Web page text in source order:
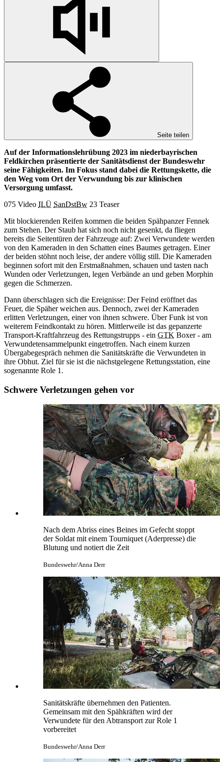
Seite teilen
Auf der Informationslehrübung 2023 im niederbayrischen
Feldkirchen präsentierte der Sanitätsdienst der Bundeswehr
seine Fähigkeiten. Im Fokus stand dabei die Rettungskette, die
den Weg vom Ort der Verwundung bis zur klinischen
Versorgung umfasst.
075 Video ILÜ SanDstBw 23 Teaser
Mit blockierenden Reifen kommen die beiden Spähpanzer Fennek
zum Stehen. Der Staub hat sich noch nicht gesenkt, da fliegen
bereits die Seitentüren der Fahrzeuge auf: Zwei Verwundete werden
von den Kameraden in den Schatten eines Baumes getragen. Einer
der beiden stöhnt noch leise, der andere völlig still. Die Kameraden
beginnen sofort mit den Erstmaßnahmen, schauen und tasten nach
Wunden oder Verletzungen, legen Verbände an und geben Morphin
gegen die Schmerzen.
Dann überschlagen sich die Ereignisse: Der Feind eröffnet das
Feuer, die Späher weichen aus. Dennoch, zwei der Kameraden
erlitten Verletzungen, einer von ihnen schwere. Über Funk ist von
weiterem Feindkontakt zu hören. Mittlerweile ist das gepanzerte
Transport-Kraftfahrzeug des Rettungstrupps - ein GTK Boxer - am
Verwundetensammelpunkt eingetroffen. Nach einem kurzen
Übergabegespräch nehmen die Sanitätskräfte die Verwundeten in
ihre Obhut. Ziel für sie ist die nächstgelegene Rettungsstation, eine
sogenannte Role 1.
Schwere Verletzungen gehen vor
Nach dem Abriss eines Beines im Gefecht stoppt
der Soldat mit einem Tourniquet (Aderpresse) die
Blutung und notiert die Zeit
Bundeswehr/Anna Derr
Sanitätskräfte übernehmen den Patienten.
Gemeinsam mit den Spähkräften wird der
Verwundete für den Abtransport zur Role 1
vorbereitet
Bundeswehr/Anna Derr